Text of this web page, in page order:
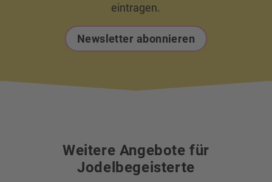
eintragen.
Newsletter abonnieren
Weitere Angebote für
Jodelbegeisterte